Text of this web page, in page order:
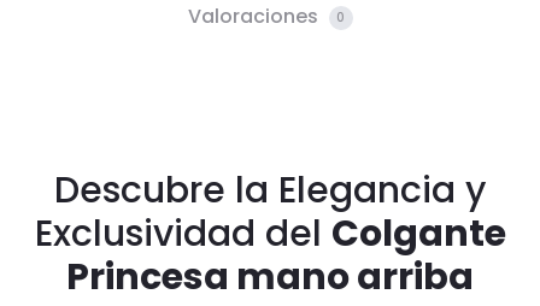
Valoraciones 0
Descubre la Elegancia y
Exclusividad del Colgante
Princesa mano arriba